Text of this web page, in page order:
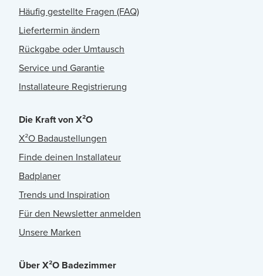
Häufig gestellte Fragen (FAQ)
Liefertermin ändern
Rückgabe oder Umtausch
Service und Garantie
Installateure Registrierung
Die Kraft von X²O
X²O Badaustellungen
Finde deinen Installateur
Badplaner
Trends und Inspiration
Für den Newsletter anmelden
Unsere Marken
Über X²O Badezimmer